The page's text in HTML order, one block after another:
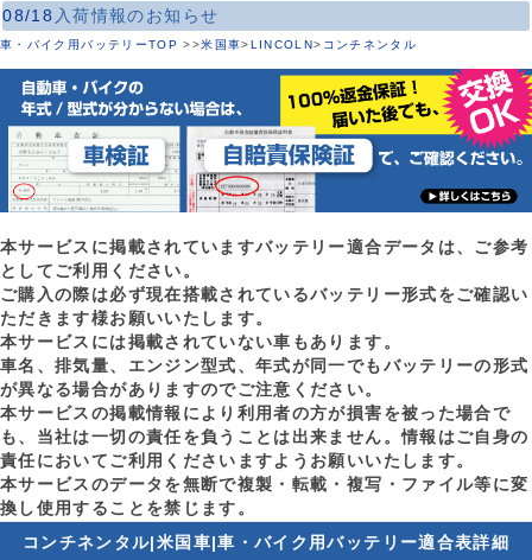
08/18 入荷情報のお知らせ
車・バイク用バッテリーTOP >>米国車> LINCOLN> コンチネンタル
本サービスに掲載されていますバッテリー適合データは、ご参考
としてご利用ください。
ご購入の際は必ず現在搭載されているバッテリー形式をご確認い
ただきます様お願いいたします。
本サービスには掲載されていない車もあります。
車名、排気量、エンジン型式、年式が同一でもバッテリーの形式
が異なる場合がありますのでご注意ください。
本サービスの掲載情報により利用者の方が損害を被った場合で
も、当社は一切の責任を負うことは出来ません。情報はご自身の
責任においてご利用くださいますようお願いいたします。
本サービスのデータを無断で複製・転載・複写・ファイル等に変
換し使用することを禁じます。
コンチネンタル|米国車|車・バイク用バッテリー適合表詳細